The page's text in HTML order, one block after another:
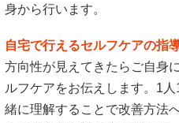
身から行います。
自宅で行えるセルフケアの指
方向性が見えてきたらご自身
ルフケアをお伝えします。1
緒に理解することで改善方法